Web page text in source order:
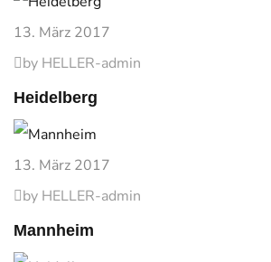
13. März 2017
by HELLER-admin
Heidelberg
13. März 2017
by HELLER-admin
Mannheim